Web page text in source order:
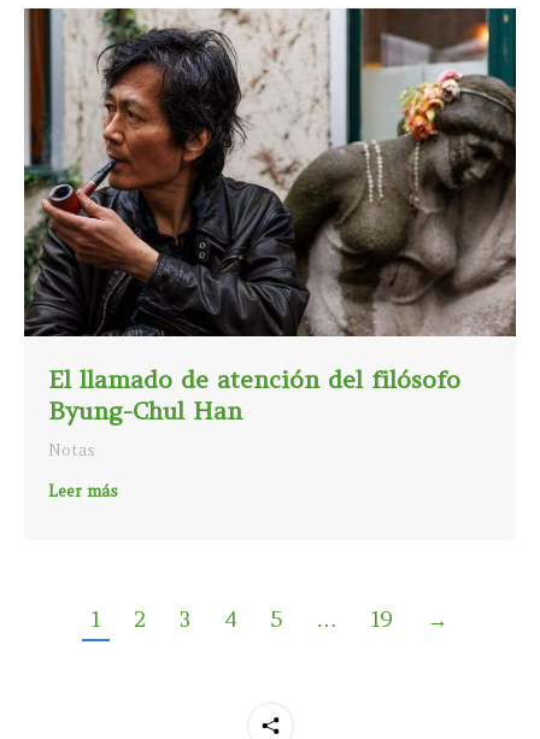
El llamado de atención del filósofo
Byung-Chul Han
Notas
Leer más
1 2 3 4 5 … 19 →